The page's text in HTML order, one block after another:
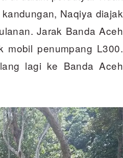
Naqiya diajak
Jarak Banda Aceh
mobil penumpang L300.
lagi ke Banda Aceh